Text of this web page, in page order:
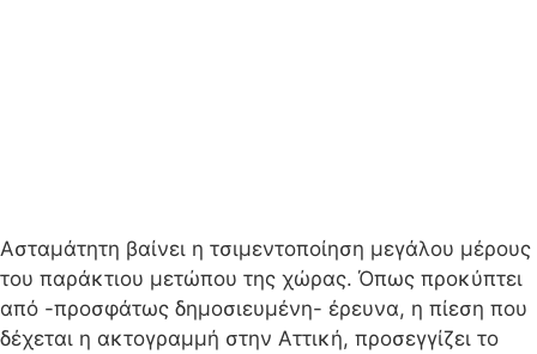
Ασταμάτητη βαίνει η τσιμεντοποίηση μεγάλου μέρους
του παράκτιου μετώπου της χώρας. Όπως προκύπτει
από -προσφάτως δημοσιευμένη- έρευνα, η πίεση που
δέχεται η ακτογραμμή στην Αττική, προσεγγίζει το